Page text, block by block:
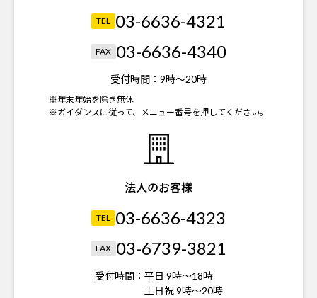
TEL 03-6636-4321
FAX 03-6636-4340
受付時間： 9時～20時
※年末年始を除き無休
※ガイダンスに従って、メニュー番号を押してください。
法人のお客様
TEL 03-6636-4323
FAX 03-6739-3821
受付時間： 平日 9時～18時
土日祝 9時～20時